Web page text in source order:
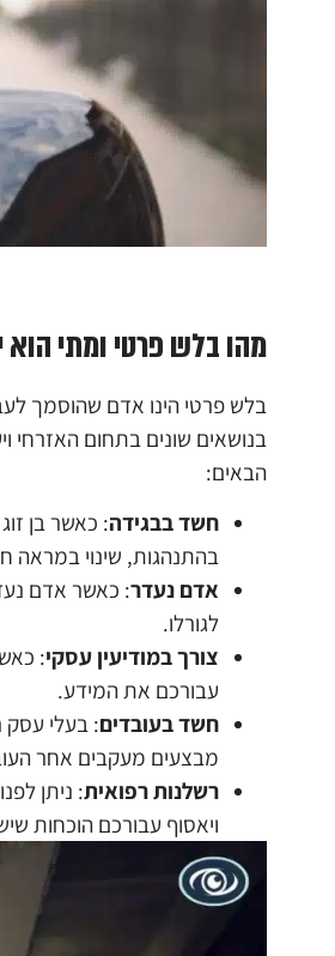
מהו בלש פרטי ומתי הוא
בלש פרטי הינו אדם שהוסמך
בנושאים שונים בתחום האזרחי
הבאים:
חשד בבגידה: כאשר בן
בהתנהגות, שינוי במראה
אדם נעדר: כאשר אדם
לגורלו.
צורך במודיעין עסקי:
עבורכם את המידע.
חשד בעובדים: בעלי עסק
מבצעים מעקבים אחר
רשלנות רפואית: ניתן
ויאסוף עבורכם הוכחות